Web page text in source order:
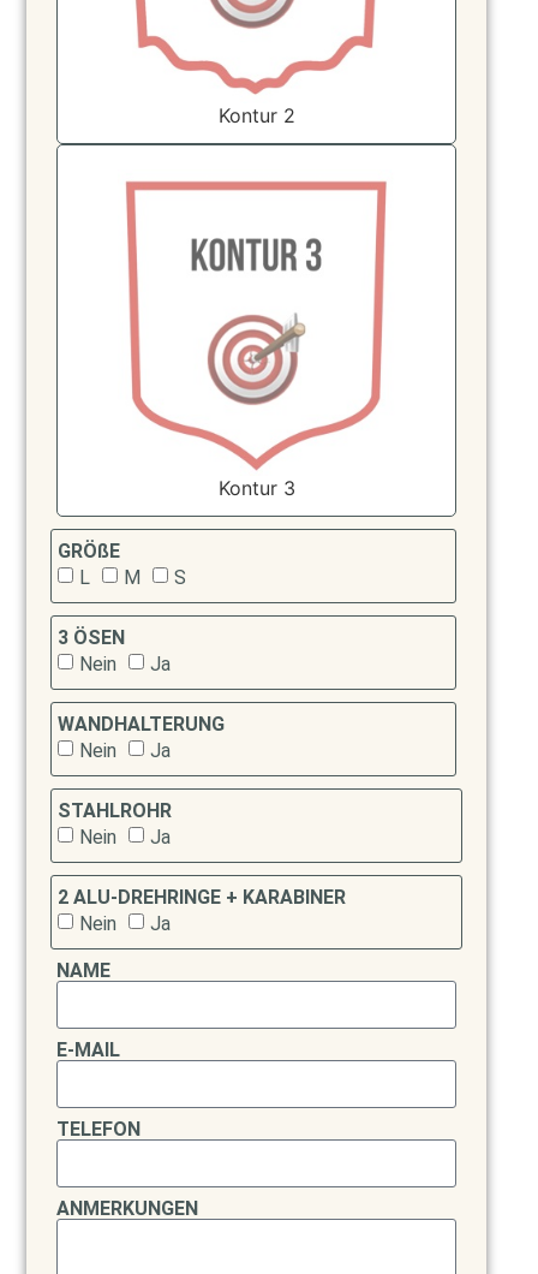
Kontur 2
Kontur 3
GRÖßE
L
M S
3 ÖSEN
Nein
Ja
WANDHALTERUNG
Nein
Ja
STAHLROHR
Nein
Ja
2 ALU-DREHRINGE + KARABINER
Nein
Ja
NAME
E-MAIL
TELEFON
ANMERKUNGEN